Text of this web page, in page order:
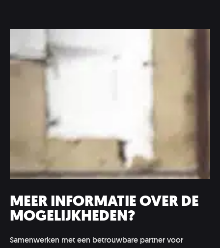
MEER INFORMATIE OVER DE
MOGELIJKHEDEN?
Samenwerken met een betrouwbare partner voor